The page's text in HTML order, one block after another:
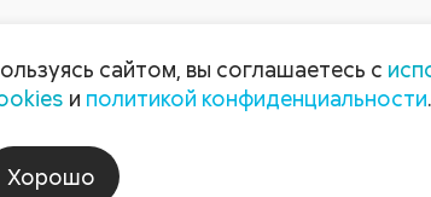
Пресс-центр
Компания
сайтом, вы соглашаетесь с
и политикой конфиденциальности.
Хорошо